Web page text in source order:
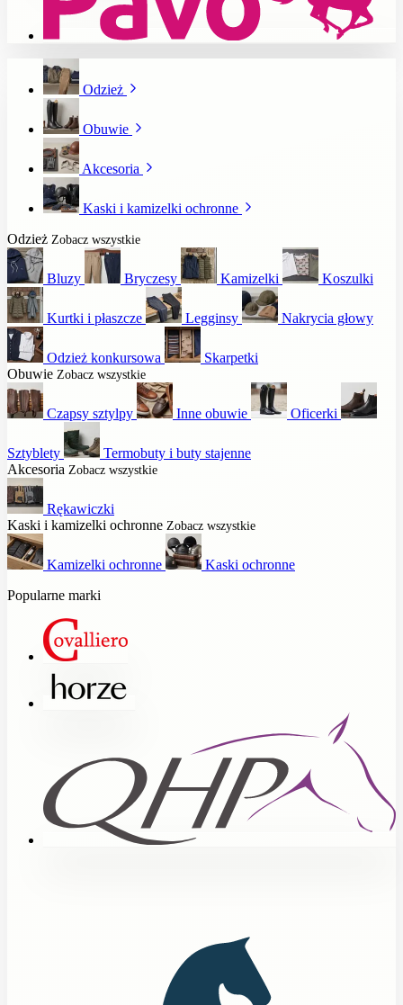
Odzież
Obuwie
Akcesoria
Kaski i kamizelki ochronne
Odzież Zobacz wszystkie
Bluzy Bryczesy Kamizelki Koszulki
Kurtki i płaszcze Legginsy Nakrycia głowy
Odzież konkursowa
Skarpetki
Obuwie Zobacz wszystkie
Czapsy sztylpy Inne obuwie Oficerki
Sztyblety
Termobuty i buty stajenne
Akcesoria Zobacz wszystkie
Rękawiczki
Kaski i kamizelki ochronne Zobacz wszystkie
Kamizelki ochronne
Kaski ochronne
Popularne marki